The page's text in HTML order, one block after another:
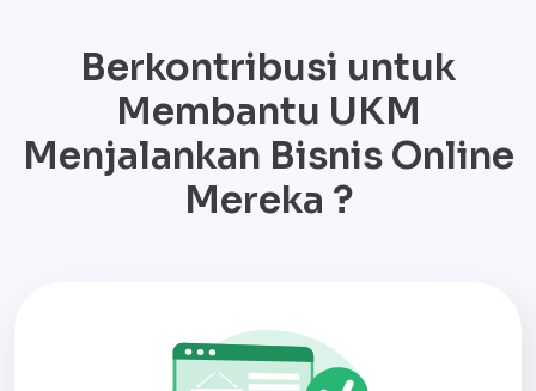
Berkontribusi untuk
Membantu UKM
Menjalankan Bisnis Online
Mereka ?